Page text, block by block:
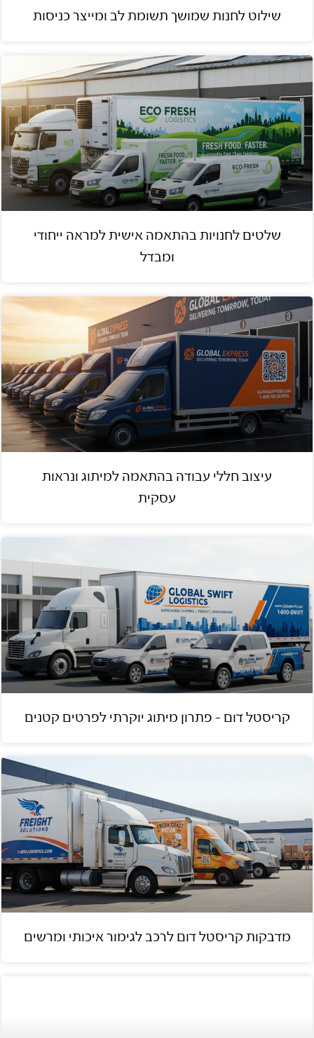
שילוט לחנות שמושך תשומת לב ומייצר כניסות
שלטים לחנויות בהתאמה אישית למראה ייחודי
ומבדל
עיצוב חללי עבודה בהתאמה למיתוג ונראות
עסקית
קריסטל דום – פתרון מיתוג יוקרתי לפרטים קטנים
מדבקות קריסטל דום לרכב לגימור איכותי ומרשים